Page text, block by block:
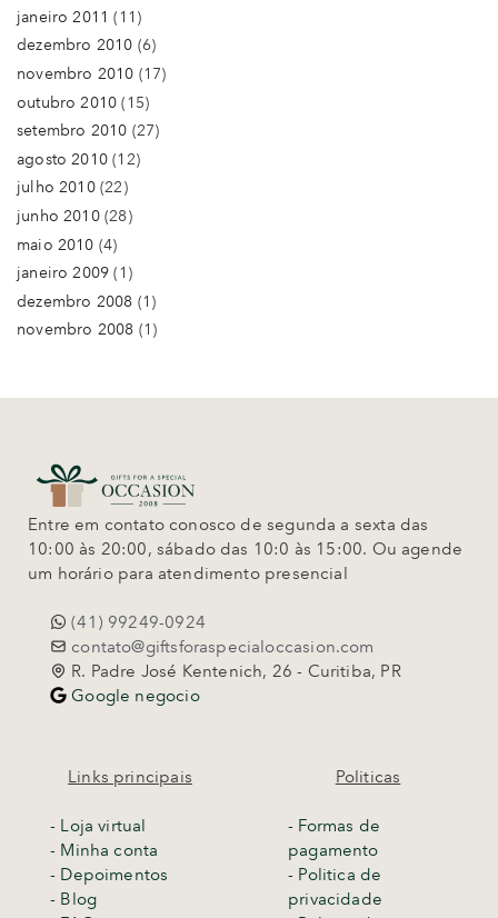
janeiro 2011 (11)
dezembro 2010 (6)
novembro 2010 (17)
outubro 2010 (15)
setembro 2010 (27)
agosto 2010(12)
julho 2010(22)
junho 2010(28)
maio 2010 (4)
janeiro 2009 (1)
dezembro 2008 (1)
novembro 2008 (1)
Entre em contato conosco de segunda a sexta das
10:00 às 20:00, sábado das 10:0 às 15:00. Ou agende
um horário para atendimento presencial
(41) 99249-0924
contato@giftsforaspecialoccasion.com
R. Padre José Kentenich, 26 - Curitiba, PR
Google negocio
Links principais
- Loja virtual
- Minha conta
- Depoimentos
- Blog
Politicas
- Formas de
pagamento
- Politica de
privacidade